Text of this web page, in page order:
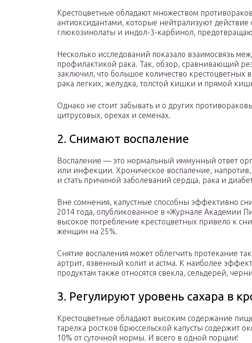
Крестоцветные обладают множеством
антиоксидантами, которые нейтрализуют
глюкозинолаты и индол-3-карбинол,
Несколько исследований показало взаимосвязь
профилактикой рака. Так, обзор, сравнивающий
заключил, что большое количество крестоцветных
рака легких, желудка, толстой кишки и прямой
Однако не стоит забывать и о других
цитрусовых, орехах и семенах.
2. Снимают воспаление
Воспаление — это нормальный иммунный ответ
или инфекции. Хроническое воспаление,
и стать причиной заболеваний сердца, рака и
Вне сомнения, капустные способны эффективно
2014 года, опубликованное в «Журнале Академии
высокое потребление крестоцветных привело к
женщин на 25%.
Снятие воспаления может облегчить протекание
артрит, язвенный колит и астма. К наиболее
продуктам также относятся свекла, сельдерей,
3. Регулируют уровень сахара в
Крестоцветные обладают высоким содержание
тарелка ростков брюссельской капусты содержит
10% от суточной нормы. И всего в одной порции!